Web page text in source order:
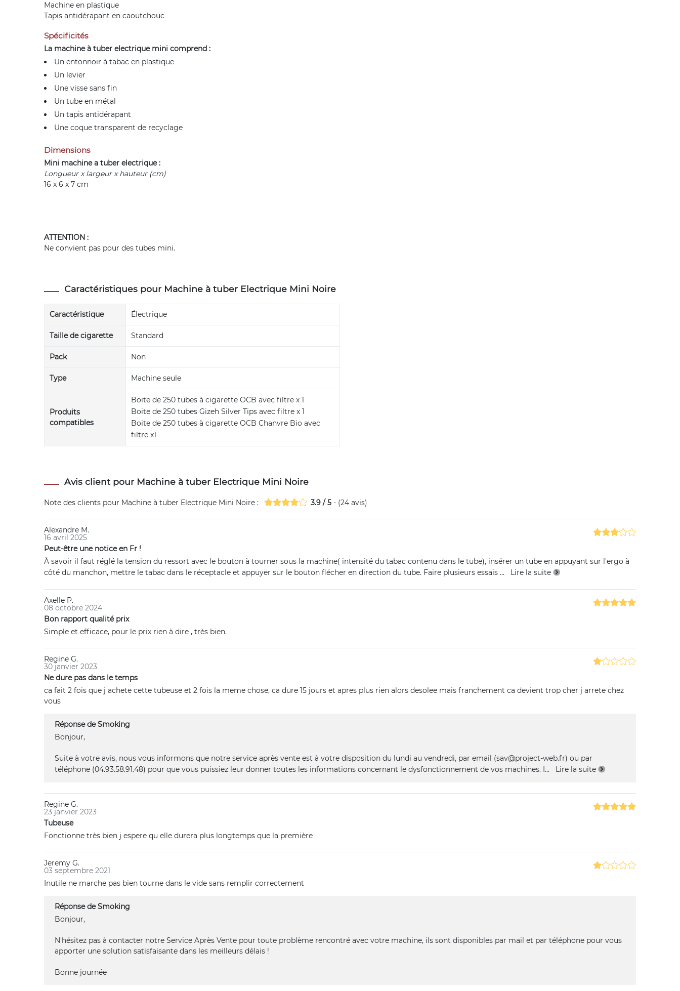
Machine en plastique
Tapis antidérapant en caoutchouc
Spécificités
La machine à tuber electrique mini comprend :
Un entonnoir à tabac en plastique
Un levier
Une visse sans fin
Un tube en métal
Un tapis antidérapant
Une coque transparent de recyclage
Dimensions
Mini machine a tuber electrique :
Longueur x largeur x hauteur (cm)
16 x 6 x 7 cm
ATTENTION :
Ne convient pas pour des tubes mini.
Caractéristiques pour Machine à tuber Electrique Mini Noire
Caractéristique Électrique
Taille de cigarette Standard
Pack Non
Type Machine seule
Produits
compatibles
Boite de 250 tubes à cigarette OCB avec filtre x 1
Boite de 250 tubes Gizeh Silver Tips avec filtre x 1
Boite de 250 tubes à cigarette OCB Chanvre Bio avec
filtre x1
Avis client pour Machine à tuber Electrique Mini Noire
Note des clients pour Machine à tuber Electrique Mini Noire : 3.9 /5 - (24 avis)
Alexandre M.
16 avril 2025
Peut-être une notice en Fr !
À savoir il faut réglé la tension du ressort avec le bouton à tourner sous la machine( intensité du tabac contenu dans le tube), insérer un tube en appuyant sur l'ergo à
côté du manchon, mettre le tabac dans le réceptacle et appuyer sur le bouton flécher en direction du tube. Faire plusieurs essais ... Lire la suite
Axelle P.
08 octobre 2024
Bon rapport qualité prix
Simple et efficace, pour le prix rien à dire , très bien.
Regine G.
30 janvier 2023
Ne dure pas dans le temps
ca fait 2 fois que j achete cette tubeuse et 2 fois la meme chose, ca dure 15 jours et apres plus rien alors desolee mais franchement ca devient trop cher j arrete chez
vous
Réponse de Smoking
Bonjour,
Suite à votre avis, nous vous informons que notre service après vente est à votre disposition du lundi au vendredi, par email (sav@project-web.fr) ou par
téléphone (04.93.58.91.48) pour que vous puissiez leur donner toutes les informations concernant le dysfonctionnement de vos machines. I... Lire la suite
Regine G.
23 janvier 2023
Tubeuse
Fonctionne très bien j espere qu elle durera plus longtemps que la première
Jeremy G.
03 septembre 2021
Inutile ne marche pas bien tourne dans le vide sans remplir correctement
Réponse de Smoking
Bonjour,
N'hésitez pas à contacter notre Service Après Vente pour toute problème rencontré avec votre machine, ils sont disponibles par mail et par téléphone pour vous
apporter une solution satisfaisante dans les meilleurs délais !
Bonne journée